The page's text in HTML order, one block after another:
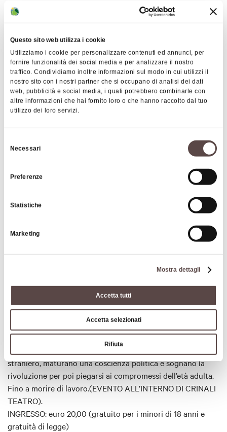
Questo sito web utilizza i cookie
Utilizziamo i cookie per personalizzare contenuti ed annunci, per
fornire funzionalità dei social media e per analizzare il nostro
traffico. Condividiamo inoltre informazioni sul modo in cui utilizzi il
nostro sito con i nostri partner che si occupano di analisi dei dati
web, pubblicità e social media, i quali potrebbero combinarle con
altre informazioni che hai fornito loro o che hanno raccolto dal tuo
utilizzo dei loro servizi.
delNecessari
Preferenze
Statistiche
Marketing
Mostra dettagli
Accetta tutti
Accetta selezionati
Rifiuta
gratuità di legge) Ore 18:30 possibilità visita guidata
tematica al parco archeologico a cura del MNEMA.
prodotti del territorio (€ 10,00) (
SPETTACOLO ORE: 21.00 Dove: Museo Nazionale Etrusco di
Marzabotto, Via Porrettana Sud 12, 40043 Marzabotto BO
Giovedì 23 luglioL’inesauribile segreto: lo stupore della
bellezza.Performance con le poesie vincitrici del concorso
“L’inesauribile Segreto” edizione 2026 a cura della
Ingresso gratuito (€2 di ingresso all'area archeologica per i
Dalle ore 20:00 possibilità di gustare un apericena con
SPETTACOLO ORE: 18.30
Domenica 26 luglio
Il sogno di una cosa, di e con Elio
Pisani per Infinito e Argot produzioni. "Il sogno di una cosa"
di Pier Paolo Pasolini in una versione di parole e musica. Tre
ragazzi friulani alla soglia dei vent’anni vivono la loro breve
giovinezza affrontando il mondo: l’indigenza delle origini in
campagna, l’emigrazione, le lotte politiche, fino
all’integrazione della società borghese del boom
economico. Desiderano la felicità, la bella vita in un paese
straniero, maturano una coscienza politica e sognano la
rivoluzione per poi piegarsi ai compromessi dell’età adulta.
Fino a morire di lavoro.(EVENTO ALL’INTERNO DI CRINALI
TEATRO).
INGRESSO: euro 20,00 (gratuito per i minori di 18 anni e
gratuità di legge)